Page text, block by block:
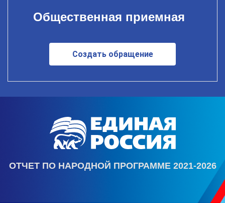
Общественная приемная
Создать обращение
ОТЧЕТ ПО НАРОДНОЙ ПРОГРАММЕ 2021-2026